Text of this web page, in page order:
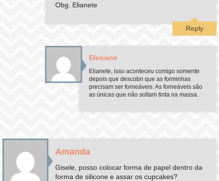
Obg. Elianete
Reply
Elesiane
Elianete, isso aconteceu comigo somente
depois que descobri que as forminhas
precisam ser forneáveis. As forneáveis são
as únicas que não soltam tinta na massa.
Amanda
Gisele, posso colocar forma de papel dentro da
forma de silicone e assar os cupcakes?